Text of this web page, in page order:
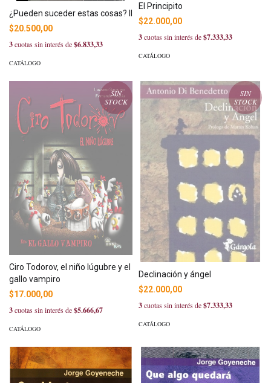
¿Pueden suceder estas cosas? II
$20.500,00
3cuotas sin interés de$6.833,33
CATÁLOGO
El Principito
$22.000,00
3cuotas sin interés de$7.333,33
CATÁLOGO
SIN
STOCK
Ciro Todorov, el niño lúgubre y el
gallo vampiro
$17.000,00
3cuotas sin interés de$5.666,67
CATÁLOGO
SIN
STOCK
Declinación y ángel
$22.000,00
3cuotas sin interés de$7.333,33
CATÁLOGO